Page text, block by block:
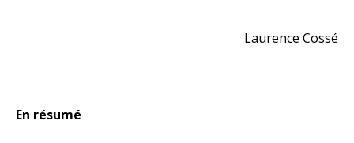
Laurence Cossé
En résumé